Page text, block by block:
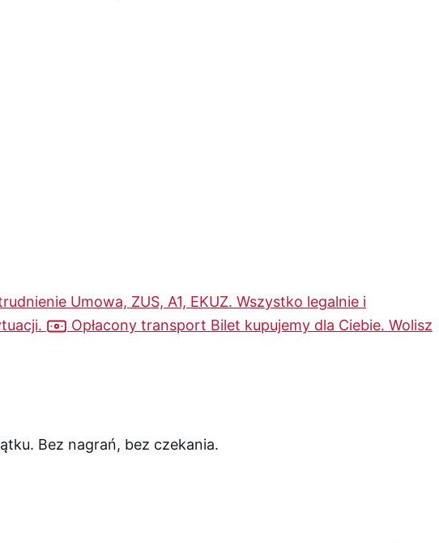
Umowa, ZUS, A1, EKUZ. Wszystko legalnie i
Opłacony transport Bilet kupujemy dla Ciebie. Wolisz
Bez nagrań, bez czekania.